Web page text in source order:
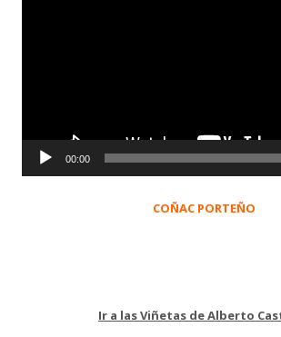
00:00
COÑAC PORTEÑO
Ir a las Viñetas de Alberto